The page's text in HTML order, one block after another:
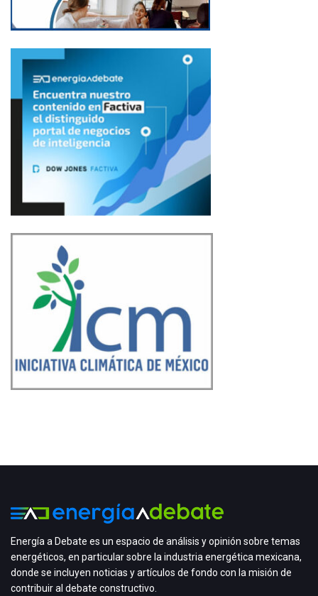
Energía a Debate es un espacio de análisis y opinión sobre temas
energéticos, en particular sobre la industria energética mexicana,
donde se incluyen noticias y artículos de fondo con la misión de
contribuir al debate constructivo.